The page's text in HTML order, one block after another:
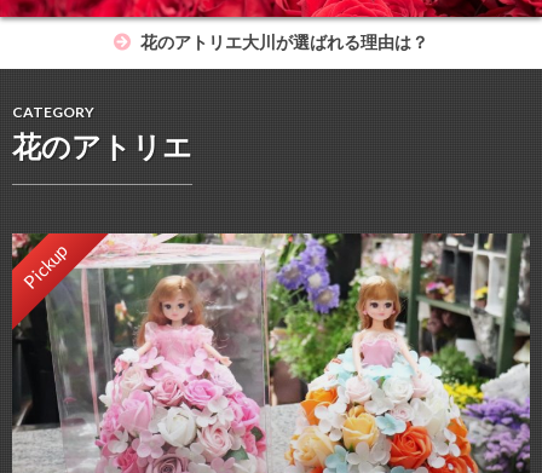
花のアトリエ大川が選ばれる理由は？
CATEGORY
花のアトリエ
Pickup